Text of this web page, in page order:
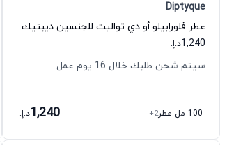
Diptyque
عطر فلورابيلو أو دي تواليت للجنسين ديبتيك
1,240د.إ.
سيتم شحن طلبك خلال 16 يوم عمل
100 مل عطر +2
1,240د.إ.